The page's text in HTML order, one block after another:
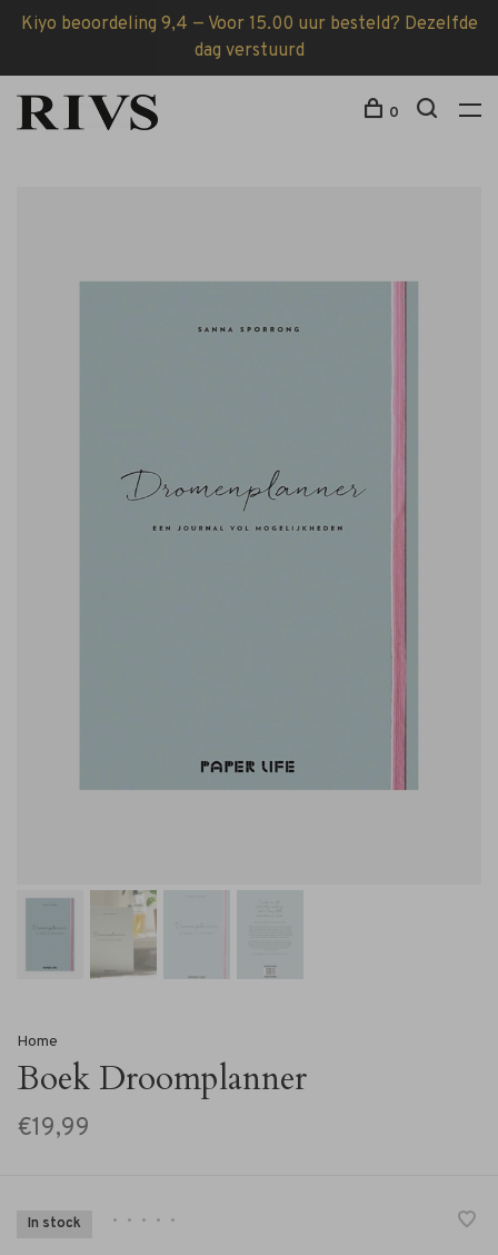
Kiyo beoordeling 9,4 — Voor 15.00 uur besteld? Dezelfde
dag verstuurd
0
Home
Boek Droomplanner
€19,99
In stock • • • • •